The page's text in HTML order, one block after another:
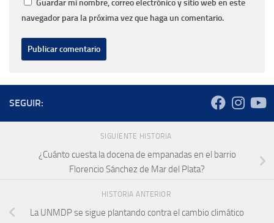
Guardar mi nombre, correo electrónico y sitio web en este
navegador para la próxima vez que haga un comentario.
SEGUIR:
SIGUIENTE HISTORIA
¿Cuánto cuesta la docena de empanadas en el barrio
Florencio Sánchez de Mar del Plata?
HISTORIA ANTERIOR
La UNMDP se sigue plantando contra el cambio climático